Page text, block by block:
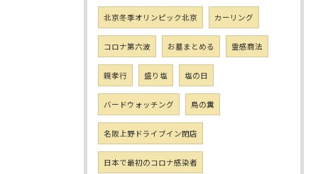
北京冬季オリンピック北京 カーリング
コロナ第六波 お墓まとめる 霊感商法
親孝行 盛り塩 塩の日
バードウォッチング 鳥の糞
名阪上野ドライブイン閉店
日本で最初のコロナ感染者